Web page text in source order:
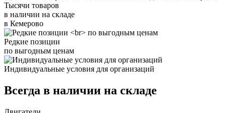
Тысячи товаров
в наличии на складе
в Кемерово
Редкие позиции
по выгодным ценам
Индивидуальные условия для организаций
Всегда в наличии на складе